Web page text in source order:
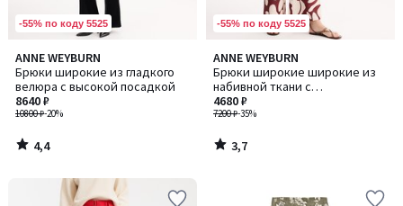
-55% по коду 5525
ANNE WEYBURN
Брюки широкие из гладкого
велюра с высокой посадкой
10800 ₽-20%
8640 ₽
4,4
/ 5
4,4
/
-55% по коду 5525
ANNE WEYBURN
Брюки широкие широкие из
набивной ткани с
графическим рисунком, с
завязывающимся поясом
7200 ₽-35%
4680 ₽
3,7
/ 5
3,7
/